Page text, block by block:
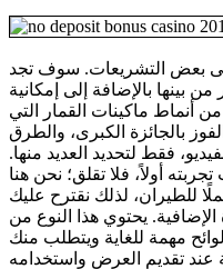
على بعض التشريعات. سوف تجد
بينها بالإضافة إلى إمكانية
أنماط ماكينات القمار التي
بالجائزة الكبرى، والطرق
فقط لتحديد العديد منها.
أولاً، فلا تقلق؛ نحن هنا
للطيران، لذلك نقترح عليك
يحتوي هذا النوع من
مهمة للغاية ويتطلب منك